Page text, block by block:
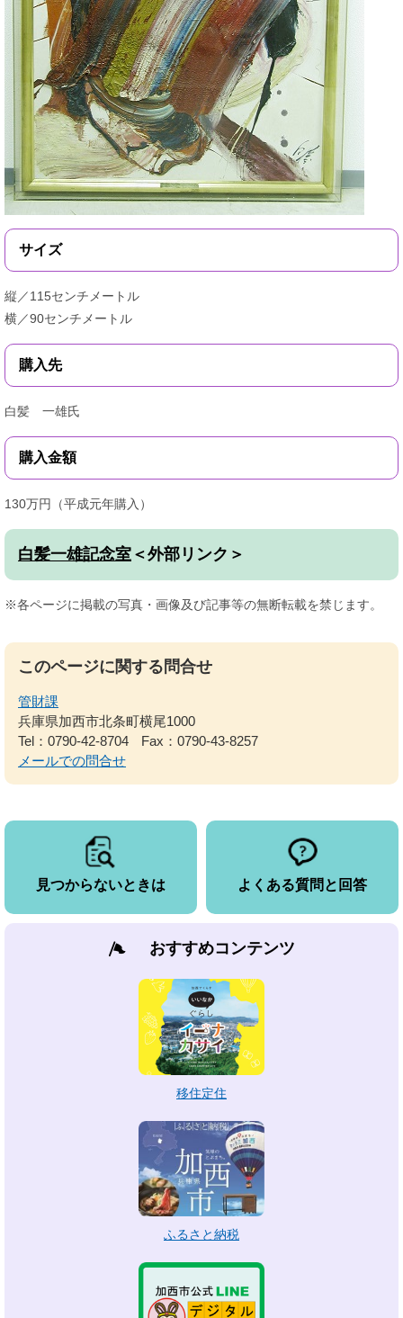
サイズ
縦／115センチメートル
横／90センチメートル
購入先
白髪 一雄氏
購入金額
130万円（平成元年購入）
白髪一雄記念室 ＜外部リンク＞
※各ページに掲載の写真・画像及び記事等の無断転載を禁じます。
このページに関する問合せ
管財課
兵庫県加西市北条町横尾1000
Tel：0790-42-8704
Fax：0790-43-8257
メールでの問合せ
見つからないときは よくある質問と回答
おすすめコンテンツ
移住定住
ふるさと納税